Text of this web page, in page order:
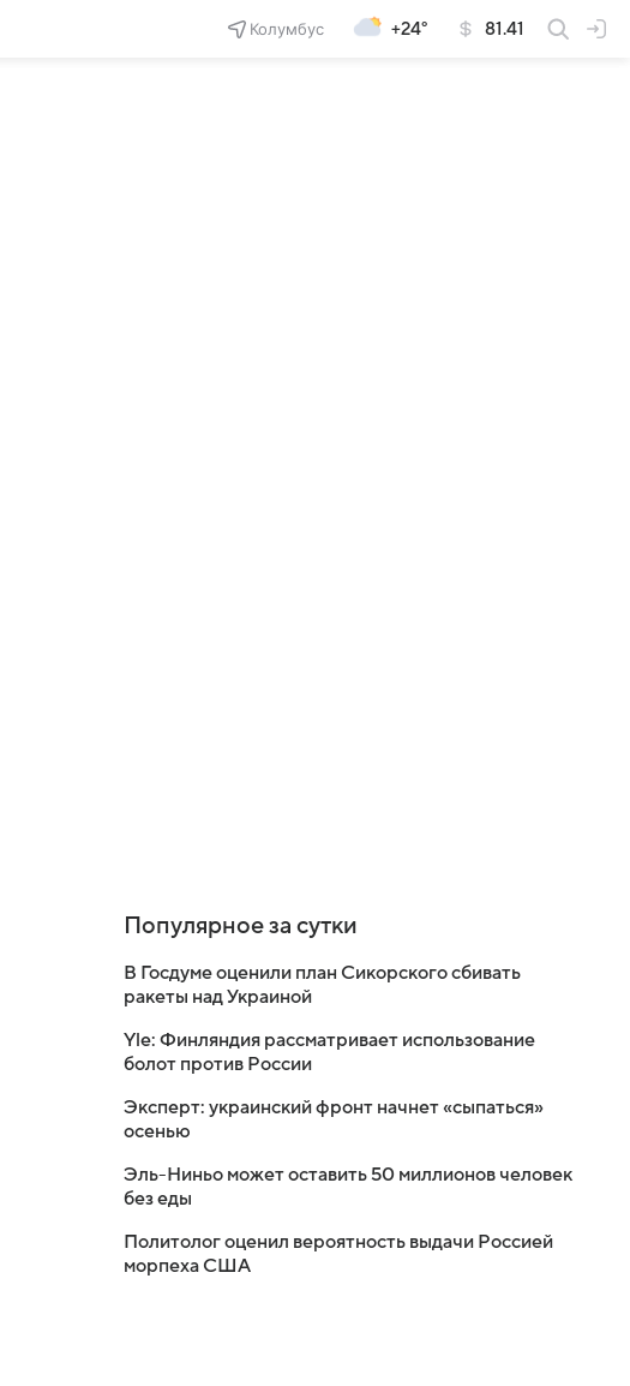
Колумбус +24° 81.41
Популярное за сутки
В Госдуме оценили план Сикорского сбивать
ракеты над Украиной
Yle: Финляндия рассматривает использование
болот против России
Эксперт: украинский фронт начнет «сыпаться»
осенью
Эль-Ниньо может оставить 50 миллионов человек
без еды
Политолог оценил вероятность выдачи Россией
морпеха США